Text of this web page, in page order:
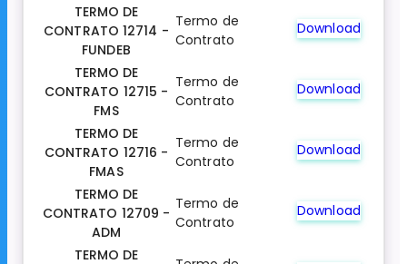
TERMO DE
CONTRATO 12714 -
FUNDEB
Termo de
Contrato
Download
TERMO DE
CONTRATO 12715 -
FMS
Termo de
Contrato
Download
TERMO DE
CONTRATO 12716 -
FMAS
Termo de
Contrato
Download
TERMO DE
CONTRATO 12709 -
ADM
Termo de
Contrato
Download
TERMO DE